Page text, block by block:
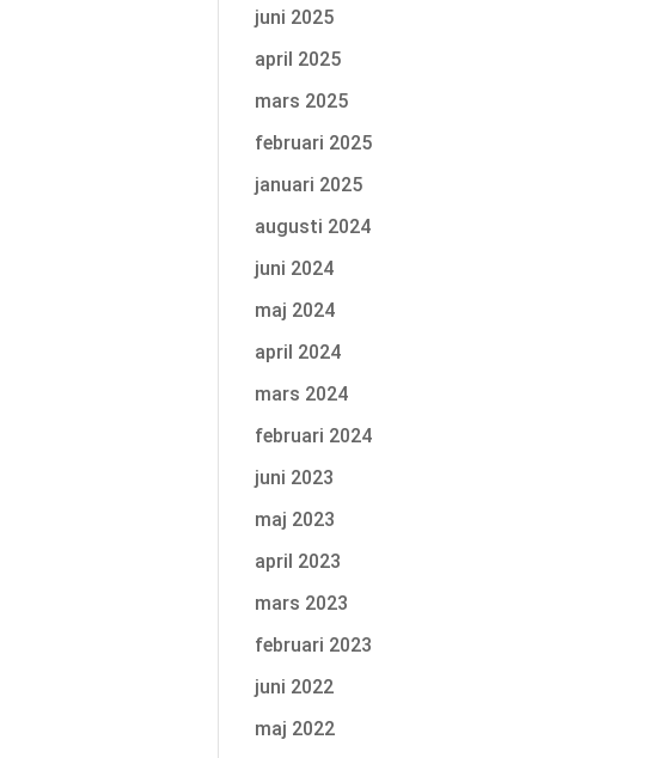
juni 2025
april 2025
mars 2025
februari 2025
januari 2025
augusti 2024
juni 2024
maj 2024
april 2024
mars 2024
februari 2024
juni 2023
maj 2023
april 2023
mars 2023
februari 2023
juni 2022
maj 2022